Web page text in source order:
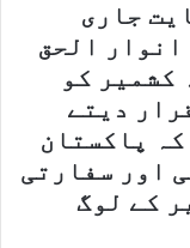
جاری
انوار الحق
کشمیر کو
دیتے
پاکستان
اور سفارتی
کے لوگ